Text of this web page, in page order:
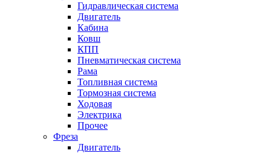
Гидравлическая система
Двигатель
Кабина
Ковш
КПП
Пневматическая система
Рама
Топливная система
Тормозная система
Ходовая
Электрика
Прочее
Фреза
Двигатель